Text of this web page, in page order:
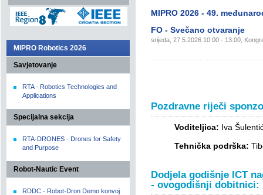
MIPRO Robotics 2026
Savjetovanje
RTA - Robotics Technologies and
Applications
Specijalna sekcija
RTA-DRONES - Drones for Safety
and Purpose
Robot-Nautic Event
RDDC - Robot-Dron Demo konvoj
MIPRO 2026 - 49.
FO - Svečano otvaranje
srijeda, 27.5.2026 10:00 - 13:00,
Pozdravne riječi
Voditeljica: Iva
Tehnička podrška:
Dodjela godišnje ICT
- ovogodišnji dobitnici: